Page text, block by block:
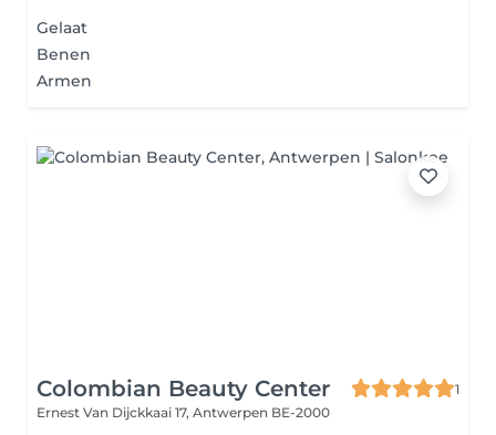
Gelaat
Benen
Armen
Colombian Beauty Center
1
Ernest Van Dijckkaai 17, Antwerpen BE-2000